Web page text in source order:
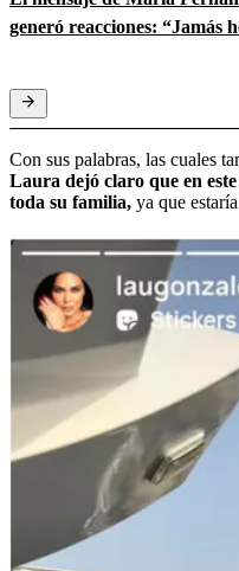
generó reacciones: “Jamás
Con sus palabras, las cuales
Laura dejó claro que en
toda su familia, ya que